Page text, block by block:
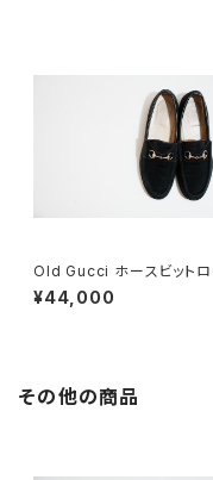
Old Gucci ホースビットロ
ァー 37C BK Suede
¥44,000
その他の商品